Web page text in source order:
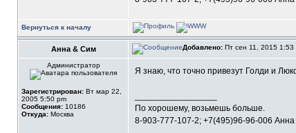
Вернуться к началу
Анна & Сим Добавлено: Пт сен 11, 2015 1:53
Администратор
Зарегистрирован: Вт мар 22,
2005 5:50 pm
Сообщения: 10186
Откуда: Москва
Я знаю, что точно привезут Голди и
По хорошему, возьмешь больше.
8-903-777-107-2; +7(495)96-96-006 Анна